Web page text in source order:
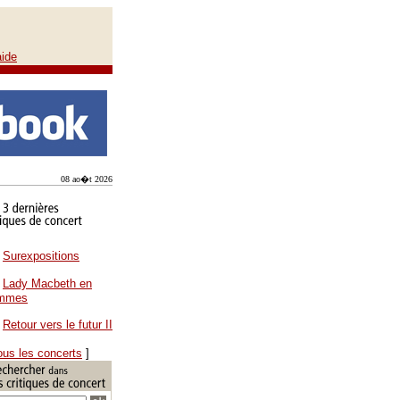
08 ao�t 2026
Surexpositions
Lady Macbeth en
Retour vers le futur II
les concerts ]